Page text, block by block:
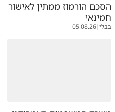
הסכם הורמוז ממתין לאישור
חמינאי
בבלי|
05.08.26